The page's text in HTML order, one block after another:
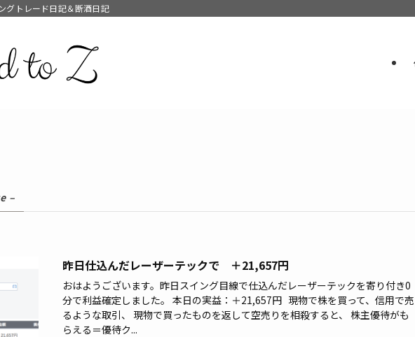
グトレード日記＆断酒日記
–
昨日仕込んだレーザーテックで ＋21,657円
おはようございます。昨日スイング目線で仕込んだレーザーテックを寄り付き0
分で利益確定しました。 本日の実益：＋21,657円 現物で株を買って、信用で売
るような取引、 現物で買ったものを返して空売りを相殺すると、 株主優待がも
らえる＝優待ク...